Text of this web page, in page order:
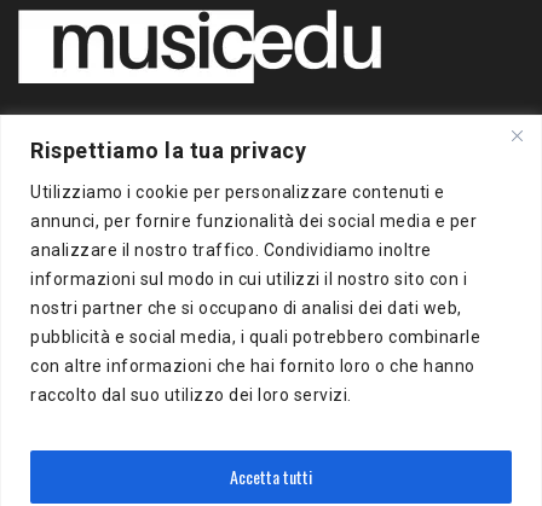
Rispettiamo la tua privacy
Utilizziamo i cookie per personalizzare contenuti e
annunci, per fornire funzionalità dei social media e per
analizzare il nostro traffico. Condividiamo inoltre
informazioni sul modo in cui utilizzi il nostro sito con i
nostri partner che si occupano di analisi dei dati web,
pubblicità e social media, i quali potrebbero combinarle
con altre informazioni che hai fornito loro o che hanno
raccolto dal suo utilizzo dei loro servizi.
Accetta tutti
di Piero Chianura
P.IVA 12412930963
Tutti i diritti riservati
Musiceduè un supplemento online della freepress BigBox
Autorizzazione presso il Tribunale di Milano n.383 del
16/10/2012